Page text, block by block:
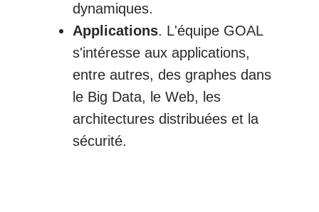
dynamiques.
Applications. L'équipe GOAL
s'intéresse aux applications,
entre autres, des graphes dans
le Big Data, le Web, les
architectures distribuées et la
sécurité.